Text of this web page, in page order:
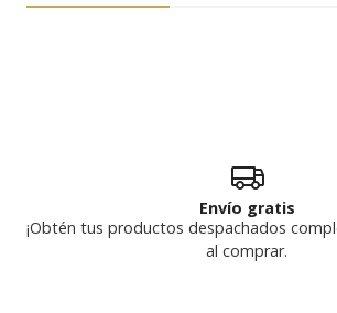
Envío gratis
¡Obtén tus productos despachados
al comprar.